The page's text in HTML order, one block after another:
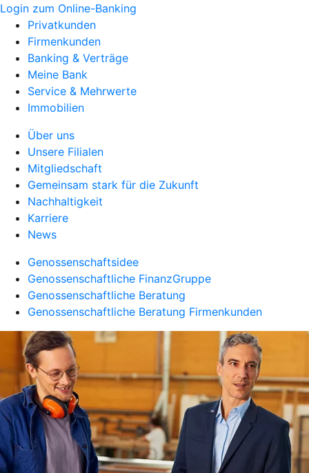
Login zum Online-Banking
Privatkunden
Firmenkunden
Banking & Verträge
Meine Bank
Service & Mehrwerte
Immobilien
Über uns
Unsere Filialen
Mitgliedschaft
Gemeinsam stark für die Zukunft
Nachhaltigkeit
Karriere
News
Genossenschaftsidee
Genossenschaftliche FinanzGruppe
Genossenschaftliche Beratung
Genossenschaftliche Beratung Firmenkunden